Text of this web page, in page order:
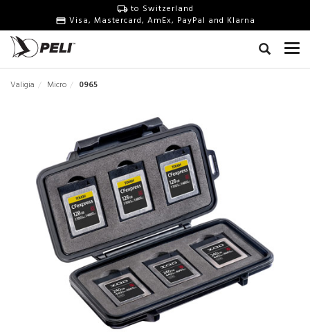
to Switzerland
Visa, Mastercard, AmEx, PayPal and Klarna
Valigia Micro 0965